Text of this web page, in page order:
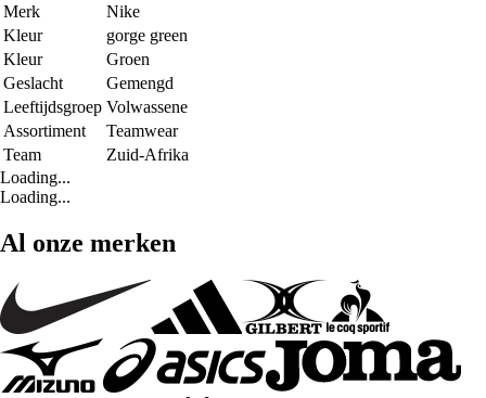
Merk
Nike
Kleur
gorge green
Kleur
Groen
Geslacht
Gemengd
Leeftijdsgroep Volwassene
Assortiment
Teamwear
Team
Zuid-Afrika
Loading...
Loading...
Al onze merken